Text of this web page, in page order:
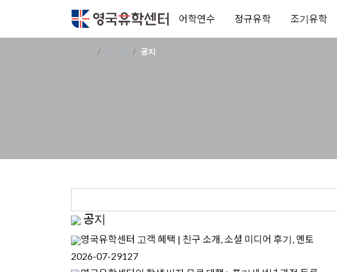
어학연수 정규유학 조기유학
공지
공지
영국유학센터 고객 혜택 | 친구 소개, 소셜 미디어 후기, 멘토
2026-07-29127